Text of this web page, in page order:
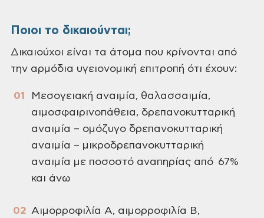
Ποιοι το δικαιούνται;
Δικαιούχοι είναι τα άτομα που κρίνονται από
την αρμόδια υγειονομική επιτροπή ότι έχουν:
Μεσογειακή αναιμία, θαλασσαιµία,
αιµοσφαιρινοπάθεια, δρεπανοκυτταρική
αναιµία – οµόζυγο δρεπανοκυτταρική
αναιµία – µικροδρεπανοκυτταρική
αναιµία με ποσοστό αναπηρίας από 67%
και άνω
Αιμορροφιλία Α, αιµορροφιλία Β,